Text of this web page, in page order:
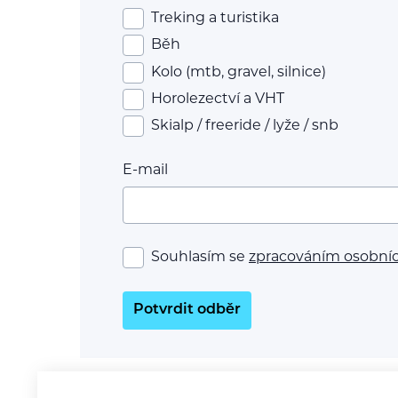
Treking a turistika
Běh
Kolo (mtb, gravel, silnice)
Horolezectví a VHT
Skialp / freeride / lyže / snb
E-mail
Souhlasím se zpracováním
Potvrdit odběr